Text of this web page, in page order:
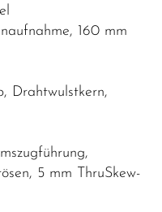
160 mm
Drahtwulstkern,
5 mm ThruSkew-